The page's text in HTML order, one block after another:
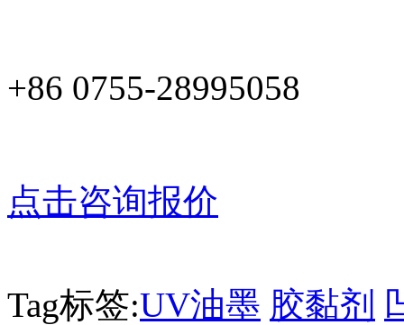
+86 0755-28995058
点击咨询报价
Tag标签:UV油墨 胶黏剂